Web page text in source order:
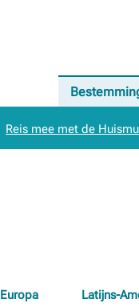
Reis mee met de
Europa Latijns-